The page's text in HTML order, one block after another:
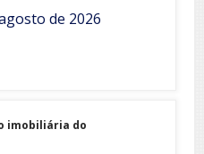
de 2026
imobiliária do